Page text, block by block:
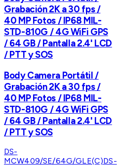
Grabación 2K a 30 fps /
40 MP Fotos / IP68 MIL-
STD-810G / 4G WiFi GPS
/ 64 GB / Pantalla 2.4' LCD
/ PTT y SOS
Body Camera Portátil /
Grabación 2K a 30 fps /
40 MP Fotos / IP68 MIL-
STD-810G / 4G WiFi GPS
/ 64 GB / Pantalla 2.4' LCD
/ PTT y SOS
DS-
MCW409/SE/64G/GLE(C)DS-